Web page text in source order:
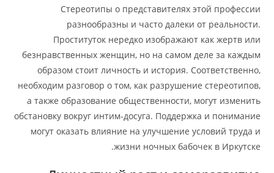
Стереотипы о представителях этой профессии
разнообразны и часто далеки от реальности.
Проституток нередко изображают как жертв или
безнравственных женщин, но на самом деле за каждым
образом стоит личность и история. Соответственно,
необходим разговор о том, как разрушение стереотипов,
а также образование общественности, могут изменить
обстановку вокруг интим-досуга. Поддержка и понимание
могут оказать влияние на улучшение условий труда и
жизни ночных бабочек в Иркутске.